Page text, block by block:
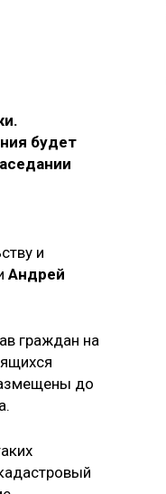
будет
и
Андрей
граждан на
до